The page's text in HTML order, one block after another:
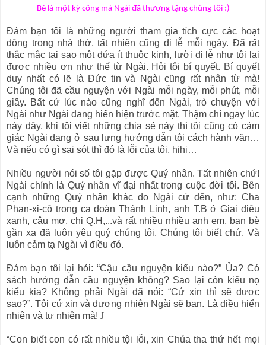
Bé là một kỳ công mà Ngài đã thương tặng chúng tôi :)
Đám bạn tôi là những người tham gia tích cực các hoạt
động trong nhà thờ, tất nhiên cũng đi lễ mỗi ngày. Đã rất
thắc mắc tại sao một đứa ít thuộc kinh, lười đi lễ như tôi lại
được nhiều ơn như thế từ Ngài. Hỏi tôi bí quyết. Bí quyết
duy nhất có lẽ là Đức tin và Ngài cũng rất nhân từ mà!
Chúng tôi đã cầu nguyện với Ngài mỗi ngày, mỗi phút, mỗi
giây. Bất cứ lúc nào cũng nghĩ đến Ngài, trò chuyện với
Ngài như Ngài đang hiển hiện trước mặt. Thậm chí ngay lúc
này đây, khi tôi viết những chia sẻ này thì tôi cũng có cảm
giác Ngài đang ở sau lưng hướng dẫn tôi cách hành văn…
Và nếu có gì sai sót thì đó là lỗi của tôi, hihi…
Nhiều người nói số tôi gặp được Quý nhân. Tất nhiên chứ!
Ngài chính là Quý nhân vĩ đại nhất trong cuộc đời tôi. Bên
cạnh những Quý nhân khác do Ngài cử đến, như: Cha
Phan-xi-cô trong ca đoàn Thánh Linh, anh T.B ở Giai điệu
xanh, cậu mợ, chị Q.H,...và rất nhiều nhiều anh em, bạn bè
gần xa đã luôn yêu quý chúng tôi. Chúng tôi biết chứ. Và
luôn cảm tạ Ngài vì điều đó.
Đám bạn tôi lại hỏi: “Cậu cầu nguyện kiểu nào?” Ủa? Có
sách hướng dẫn cầu nguyện không? Sao lại còn kiểu nọ
kiểu kia? Không phải Ngài đã nói: “Cứ xin thì sẽ được
sao?”. Tôi cứ xin và đương nhiên Ngài sẽ ban. Là điều hiển
nhiên và tự nhiên mà! J
“Con biết con có rất nhiều tội lỗi, xin Chúa tha thứ hết mọi